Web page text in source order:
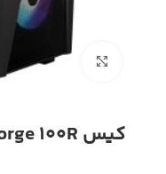
بزرگنمایی تصویر
کیس MSI MAG Forge 100R